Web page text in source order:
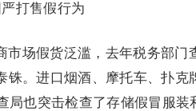
打售假行为
市场假货泛滥，去年税务部门
铢。进口烟酒、摩托车、扑克
局也突击检查了存储假冒服